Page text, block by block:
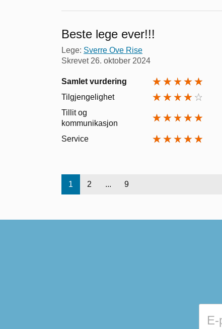
Beste lege ever!!!
Lege: Sverre Ove Rise
Skrevet 26. oktober 2024
Samlet vurdering
Tilgjengelighet
Tillit og
kommunikasjon
Service
1 2 ... 9